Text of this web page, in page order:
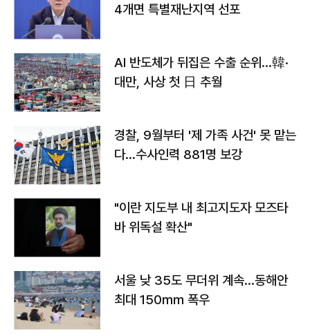
4개면 특별재난지역 선포
AI 반도체가 뒤집은 수출 순위…韓·
대만, 사상 첫 日 추월
경찰, 9월부터 '제 가족 사건' 못 맡는
다…수사인력 881명 보강
"이란 지도부 내 최고지도자 모즈타
바 위독설 확산"
서울 낮 35도 무더위 계속…동해안
최대 150㎜ 폭우